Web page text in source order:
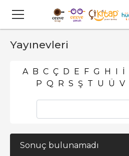
Yayınevleri
A B C Ç D E F G H I İ
P Q R S Ş T U Ü V
Sonuç bulunamadı